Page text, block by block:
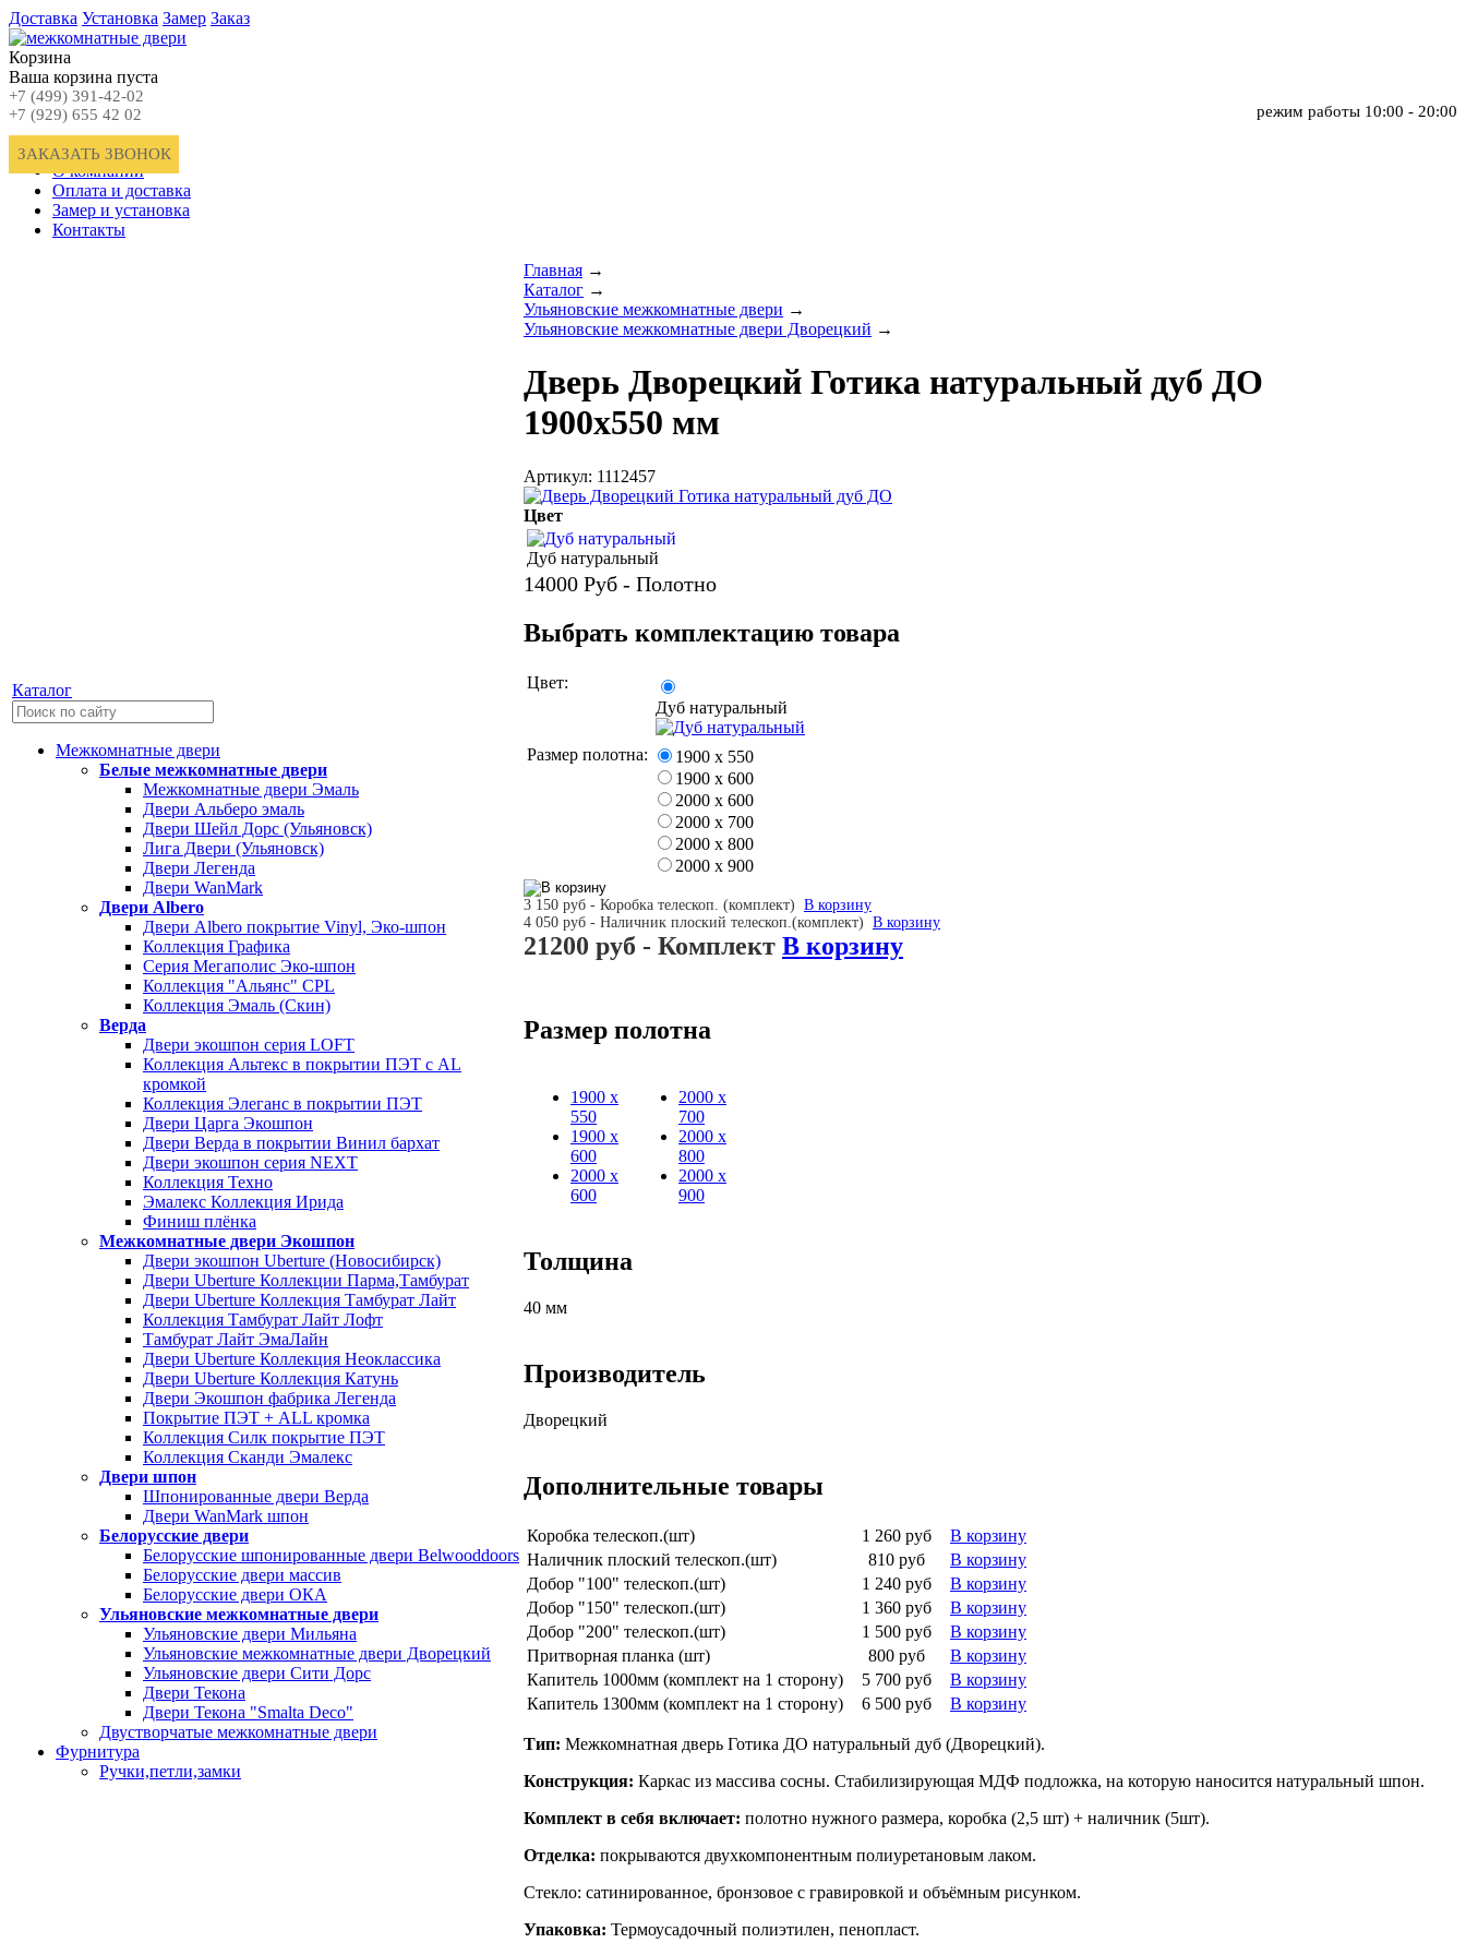
Доставка Установка Замер Заказ
Корзина
Ваша корзина пуста
+7 (499) 391-42-02
+7 (929) 655 42 02
ЗАКАЗАТЬ ЗВОНОК
режим работы 10:00 - 20:00
Главная
О компании
Оплата и доставка
Замер и установка
Контакты
Каталог
Межкомнатные двери
Белые межкомнатные двери
Межкомнатные двери Эмаль
Двери Альберо эмаль
Двери Шейл Дорс (Ульяновск)
Лига Двери (Ульяновск)
Двери Легенда
Двери WanMark
Двери Albero
Двери Albero покрытие Vinyl, Эко-шпон
Коллекция Графика
Серия Мегаполис Эко-шпон
Коллекция "Альянс" CPL
Коллекция Эмаль (Скин)
Верда
Двери экошпон серия LOFT
Коллекция Альтекс в покрытии ПЭТ с AL
кромкой
Коллекция Элеганс в покрытии ПЭТ
Двери Царга Экошпон
Двери Верда в покрытии Винил бархат
Двери экошпон серия NEXT
Коллекция Техно
Эмалекс Коллекция Ирида
Финиш плёнка
Межкомнатные двери Экошпон
Двери экошпон Uberture (Новосибирск)
Двери Uberture Коллекции Парма,Тамбурат
Двери Uberture Коллекция Тамбурат Лайт
Коллекция Тамбурат Лайт Лофт
Тамбурат Лайт ЭмаЛайн
Двери Uberture Коллекция Неоклассика
Двери Uberture Коллекция Катунь
Двери Экошпон фабрика Легенда
Покрытие ПЭТ + ALL кромка
Коллекция Силк покрытие ПЭТ
Коллекция Сканди Эмалекс
Двери шпон
Шпонированные двери Верда
Двери WanMark шпон
Белорусские двери
Белорусские шпонированные двери Belwooddoors
Белорусские двери массив
Белорусские двери ОКА
Ульяновские межкомнатные двери
Ульяновские двери Мильяна
Ульяновские межкомнатные двери Дворецкий
Ульяновские двери Сити Дорс
Двери Текона
Двери Текона "Smalta Deco"
Двустворчатые межкомнатные двери
Фурнитура
Ручки,петли,замки
Главная →
Каталог →
Ульяновские межкомнатные двери →
Ульяновские межкомнатные двери Дворецкий →
Дверь Дворецкий Готика натуральный дуб ДО
1900х550 мм
Артикул: 1112457
Цвет
Дуб натуральный
14000 Руб - Полотно
Выбрать комплектацию товара
Цвет:
Дуб натуральный
Размер полотна:
1900 х 550
1900 х 600
2000 х 600
2000 х 700
2000 х 800
2000 х 900
3 150 руб - Коробка телескоп. (комплект) В корзину
4 050 руб - Наличник плоский телескоп.(комплект) В корзину
21200 руб - Комплект В корзину
Размер полотна
1900 х
550
1900 х
600
2000 х
600
2000 х
700
2000 х
800
2000 х
900
Толщина
40 мм
Производитель
Дворецкий
Дополнительные товары
Коробка телескоп.(шт) 1 260 руб
В корзину
Наличник плоский телескоп.(шт)
810 руб
В корзину
Добор "100" телескоп.(шт)
1 240 руб
В корзину
Добор "150" телескоп.(шт)
1 360 руб
В корзину
Добор "200" телескоп.(шт)
1 500 руб
В корзину
Притворная планка (шт)
800 руб
В корзину
Капитель 1000мм (комплект на 1 сторону)
5 700 руб
В корзину
Капитель 1300мм (комплект на 1 сторону)
6 500 руб В корзину
Тип: Межкомнатная дверь Готика ДО натуральный дуб (Дворецкий).
Конструкция: Каркас из массива сосны. Стабилизирующая МДФ подложка, на которую наносится натуральный шпон.
Комплект в себя включает: полотно нужного размера, коробка (2,5 шт) + наличник (5шт).
Отделка: покрываются двухкомпонентным полиуретановым лаком.
Стекло: сатинированное, бронзовое с гравировкой и объёмным рисунком.
Упаковка: Термоусадочный полиэтилен, пенопласт.